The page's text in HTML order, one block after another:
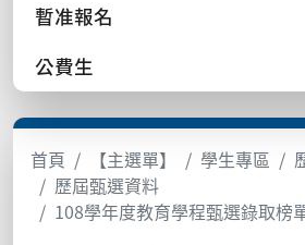
暫准報名
公費生
首頁 【主選單】 學生專區
歷屆甄選資料
108學年度教育學程甄選錄取榜